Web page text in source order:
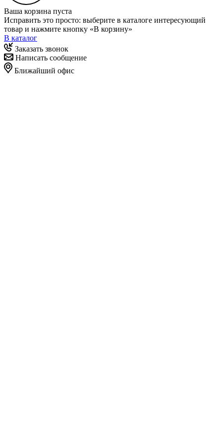
Ваша корзина пуста
Исправить это просто: выберите в каталоге интересующий
товар и нажмите кнопку «В корзину»
В каталог
Заказать звонок
Написать сообщение
Ближайший офис